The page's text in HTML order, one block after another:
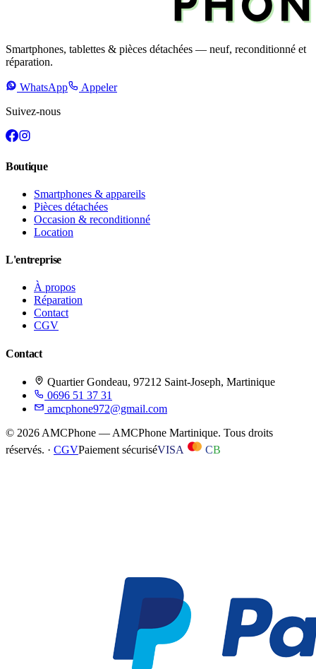
Smartphones, tablettes & pièces détachées — neuf, reconditionné et
réparation.
WhatsApp
Appeler
Suivez-nous
Boutique
Smartphones & appareils
Pièces détachées
Occasion & reconditionné
Location
L'entreprise
À propos
Réparation
Contact
CGV
Contact
Quartier Gondeau, 97212 Saint-Joseph, Martinique
0696 51 37 31
amcphone972@gmail.com
© 2026 AMCPhone — AMCPhone Martinique. Tous droits
réservés. · CGVPaiement sécuriséVISA CB